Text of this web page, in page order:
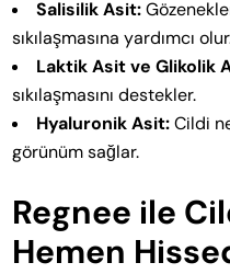
Salisilik Asit:
sıkılaşmasına yardımcı
Laktik Asit ve Glikolik
sıkılaşmasını destekler.
Hyaluronik Asit:Cildi
görünüm sağlar.
Regnee ile
Hemen